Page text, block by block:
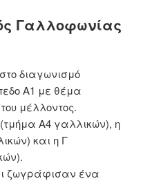
Γαλλοφωνίας
διαγωνισμό
Α1 με θέμα
μέλλοντος.
Α4 γαλλικών), η
και η Γ
ζωγράφισαν ένα